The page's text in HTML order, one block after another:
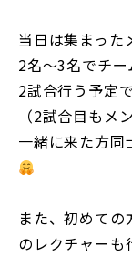
当日は集まった
2名〜3名でチ
2試合行う予定で
（2試合目もメ
一緒に来た方同
また、初めて
のレクチャーも